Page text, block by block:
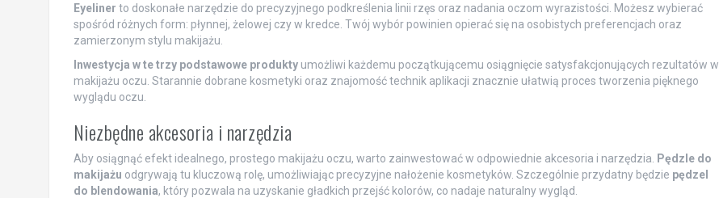
Eyeliner to doskonałe narzędzie do precyzyjnego podkreślenia linii rzęs oraz nadania oczom wyrazistości. Możesz wybierać
spośród różnych form: płynnej, żelowej czy w kredce. Twój wybór powinien opierać się na osobistych preferencjach oraz
zamierzonym stylu makijażu.
Inwestycja w te trzy podstawowe produktyumożliwi każdemu początkującemu osiągnięcie satysfakcjonujących rezultatów w
makijażu oczu. Starannie dobrane kosmetyki oraz znajomość technik aplikacji znacznie ułatwią proces tworzenia pięknego
wyglądu oczu.
Niezbędne akcesoria i narzędzia
Aby osiągnąć efekt idealnego, prostego makijażu oczu, warto zainwestować w odpowiednie akcesoria i narzędzia.
Pędzle do
makijażu odgrywają tu kluczową rolę, umożliwiając precyzyjne nałożenie kosmetyków. Szczególnie przydatny będzie pędzel
do blendowania, który pozwala na uzyskanie gładkich przejść kolorów, co nadaje naturalny wygląd.